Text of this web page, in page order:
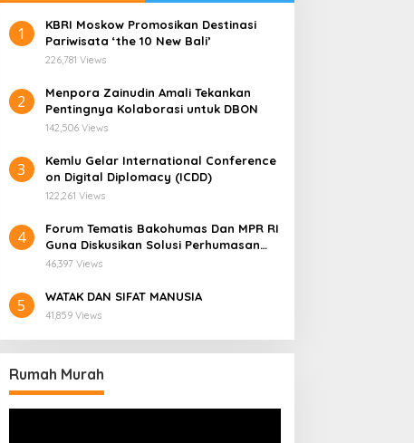
Artikel ,Pemuda
3 Cara Bikin Ramadhan Anti
April 19, 2021
Tradisi Bakar Batu di
Papua Menjadi Simbol
Kemana Harga Saham
1
​KBRI Moskow Promosikan Destinasi
Pariwisata ‘the 10 New Bali’
226,781 Views
2
​Menpora Zainudin Amali Tekankan
Pentingnya Kolaborasi untuk DBON
142,506 Views
3
​Kemlu Gelar International Conference
on Digital Diplomacy (ICDD)
122,261 Views
4
Forum Tematis Bakohumas Dan MPR RI
Guna Diskusikan Solusi Perhumasan
Juga Tuk Perkuat Lembaga Masing –
46,397 Views
5 WATAK DAN SIFAT MANUSIA
41,859 Views
Rumah Murah